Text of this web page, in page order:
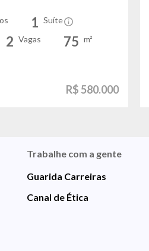
1 Suíte
2 Vagas 75 m²
R$ 580.000
Trabalhe com a gente
Guarida Carreiras
Canal de Ética